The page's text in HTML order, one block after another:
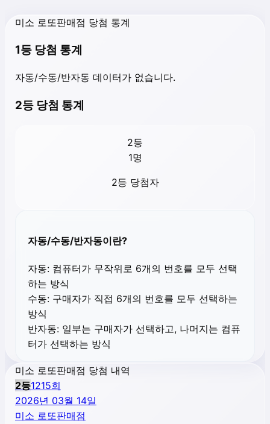
미소 로또판매점 당첨 통계
1등 당첨 통계
자동/수동/반자동 데이터가 없습니다.
2등 당첨 통계
2등
1명
2등 당첨자
자동/수동/반자동이란?
자동: 컴퓨터가 무작위로 6개의 번호를 모두 선택
하는 방식
수동: 구매자가 직접 6개의 번호를 모두 선택하는
방식
반자동: 일부는 구매자가 선택하고, 나머지는 컴퓨
터가 선택하는 방식
미소 로또판매점 당첨 내역
2등1215회
2026년 03월 14일
미소 로또판매점